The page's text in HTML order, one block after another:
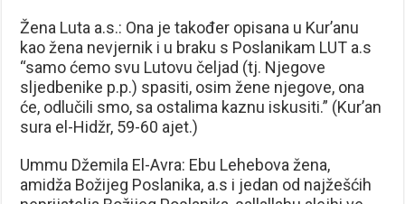
Žena Luta a.s.: Ona je također opisana u Kur’anu
kao žena nevjernik i u braku s Poslanikam LUT a.s
“samo ćemo svu Lutovu čeljad (tj. Njegove
sljedbenike p.p.) spasiti, osim žene njegove, ona
će, odlučili smo, sa ostalima kaznu iskusiti.” (Kur’an
sura el-Hidžr, 59-60 ajet.)
Ummu Džemila El-Avra: Ebu Lehebova žena,
amidža Božijeg Poslanika, a.s i jedan od najžešćih